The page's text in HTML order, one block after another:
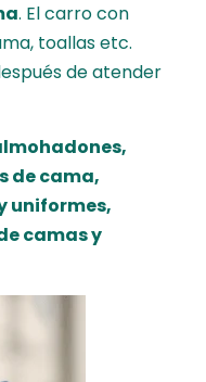
. El carro con
toallas etc.
de atender
de cama,
uniformes,
camas y